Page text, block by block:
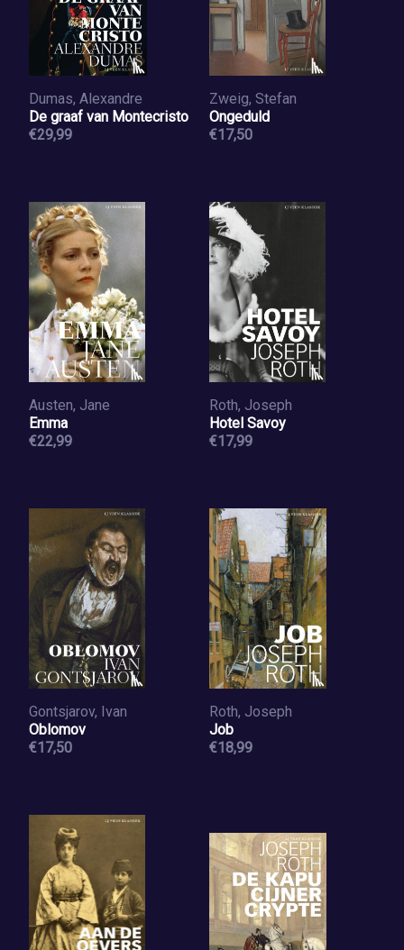
Dumas, Alexandre
De graaf van Montecristo
€29,99
Zweig, Stefan
Ongeduld
€17,50
Austen, Jane
Emma
€22,99
Roth, Joseph
Hotel Savoy
€17,99
Gontsjarov, Ivan
Oblomov
€17,50
Roth, Joseph
Job
€18,99